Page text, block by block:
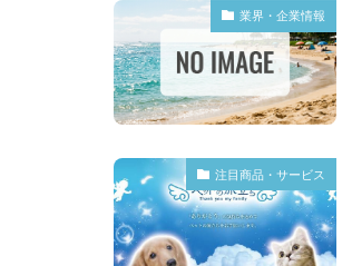
業界・企業情報
注目商品・サービス